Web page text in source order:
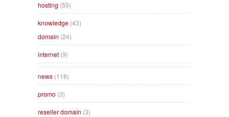
hosting (55)
knowledge (43)
domain (24)
internet (9)
news (118)
promo (3)
reseller domain (3)